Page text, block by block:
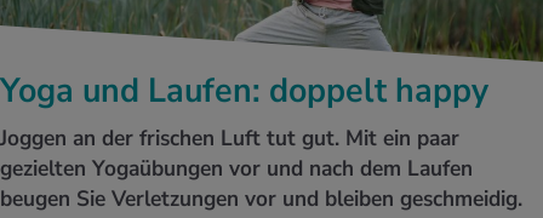
Essen
& Jogging
& Outdoor
& Biken
Life Balance
im Alltag
Test & Quizze
iMpuls
Yoga und Laufen: doppelt happy
Joggen an der frischen Luft tut gut. Mit ein paar
gezielten Yogaübungen vor und nach dem Laufen
beugen Sie Verletzungen vor und bleiben geschmeidig.